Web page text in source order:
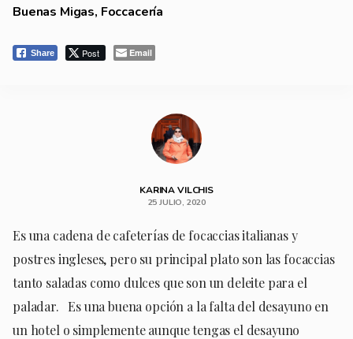
Buenas Migas, Foccacería
Share Post Email
KARINA VILCHIS
25 JULIO, 2020
Es una cadena de cafeterías de focaccias italianas y
postres ingleses, pero su principal plato son las focaccias
tanto saladas como dulces que son un deleite para el
paladar. Es una buena opción a la falta del desayuno en
un hotel o simplemente aunque tengas el desayuno